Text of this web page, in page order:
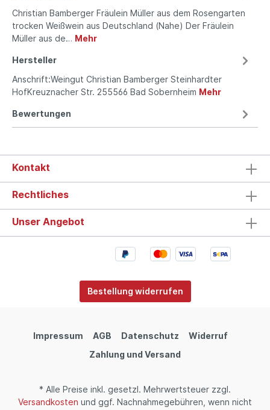
Christian Bamberger Fräulein Müller aus dem Rosengarten
trocken Weißwein aus Deutschland (Nahe) Der Fräulein
Müller aus de… Mehr
Hersteller
Anschrift:Weingut Christian Bamberger Steinhardter
HofKreuznacher Str. 255566 Bad Sobernheim Mehr
Bewertungen
Kontakt
Rechtliches
Unser Angebot
Bestellung widerrufen
Impressum AGB Datenschutz
Widerruf
Zahlung und Versand
* Alle Preise inkl. gesetzl. Mehrwertsteuer zzgl.
Versandkosten und ggf. Nachnahmegebühren, wenn nicht